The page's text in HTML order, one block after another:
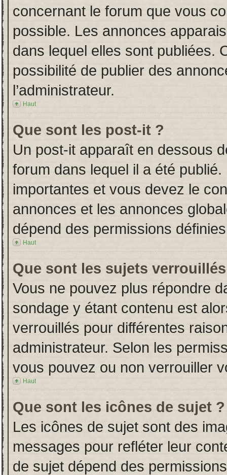
concernant le forum que vous
possible. Les annonces
dans lequel elles sont publiées.
possibilité de publier des
l’administrateur.
Haut
Que sont les post-it ?
Un post-it apparaît en dessous
forum dans lequel il a été
importantes et vous devez le
annonces et les annonces
dépend des permissions
Haut
Que sont les sujets
Vous ne pouvez plus répondre
sondage y étant contenu est
verrouillés pour différentes
administrateur. Selon les
vous pouvez ou non verrouiller
Haut
Que sont les icônes de sujet ?
Les icônes de sujet sont des
messages pour refléter leur
de sujet dépend des